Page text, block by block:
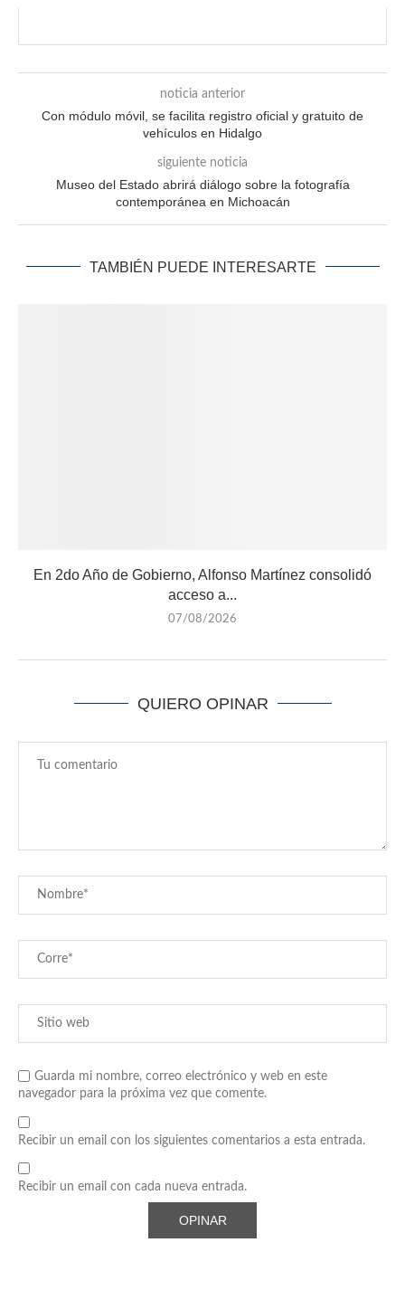
noticia anterior
Con módulo móvil, se facilita registro oficial y gratuito de
vehículos en Hidalgo
siguiente noticia
Museo del Estado abrirá diálogo sobre la fotografía
contemporánea en Michoacán
TAMBIÉN PUEDE INTERESARTE
En 2do Año de Gobierno, Alfonso Martínez consolidó
acceso a...
07/08/2026
QUIERO OPINAR
Guarda mi nombre, correo electrónico y web en este
navegador para la próxima vez que comente.
Recibir un email con los siguientes comentarios a esta entrada.
Recibir un email con cada nueva entrada.